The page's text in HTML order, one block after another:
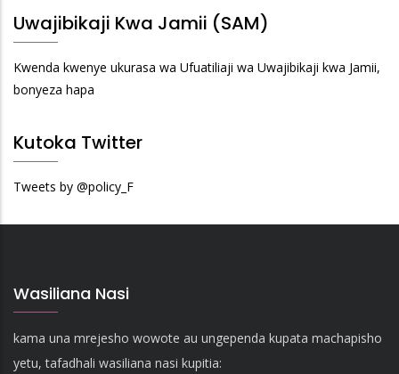
Uwajibikaji Kwa Jamii (SAM)
Kwenda kwenye ukurasa wa Ufuatiliaji wa Uwajibikaji kwa Jamii,
bonyeza hapa
Kutoka Twitter
Tweets by @policy_F
Wasiliana Nasi
kama una mrejesho wowote au ungependa kupata machapisho
yetu, tafadhali wasiliana nasi kupitia: